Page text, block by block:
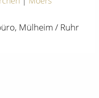
Mülheim / Ruhr